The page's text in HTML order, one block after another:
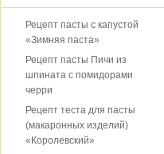
Рецепт пасты с капустой
«Зимняя паста»
Рецепт пасты Пичи из
шпината с помидорами
черри
Рецепт теста для пасты
(макаронных изделий)
«Королевский»